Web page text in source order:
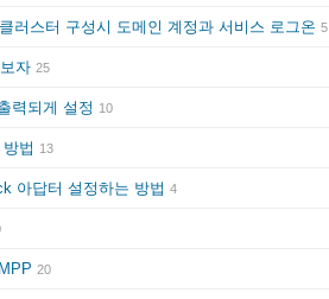
러스터 구성시 도메인 계정과 서비스 로그온 5
자 25
력되게 설정 10
법 13
아답터 설정하는 방법 4
20